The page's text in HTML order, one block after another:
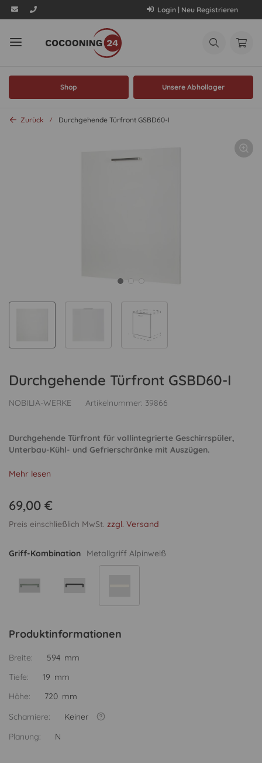
Login | Neu Registrieren
Shop Unsere Abhollager
Zurück Durchgehende Türfront GSBD60-I
Durchgehende Türfront GSBD60-I
NOBILIA-WERKE Artikelnummer: 39866
Durchgehende Türfront für vollintegrierte Geschirrspüler,
Unterbau-Kühl- und Gefrierschränke mit Auszügen.
Mehr lesen
69,00 €
Preis einschließlich MwSt. zzgl. Versand
Griff-Kombination Metallgriff Alpinweiß
Produktinformationen
Breite:
594 mm
Tiefe:
19 mm
Höhe:
720 mm
Scharniere:
Keiner
Planung:
N